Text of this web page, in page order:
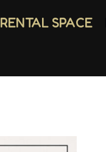
RENTAL SPACE